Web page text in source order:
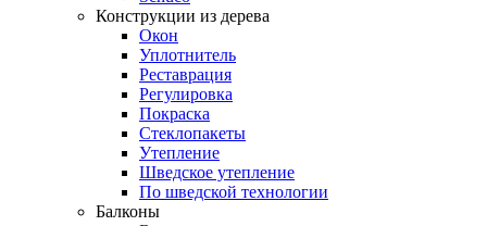
Конструкции из дерева
Окон
Уплотнитель
Реставрация
Регулировка
Покраска
Стеклопакеты
Утепление
Шведское утепление
По шведской технологии
Балконы